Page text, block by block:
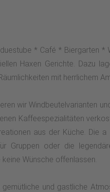
* Café * Biergarten *
Haxen Gerichte. Dazu
mit herrlichem
wir Windbeutelvarianten
Kaffeespezialitäten
aus der Küche. Die
Gruppen oder die
Wünsche offenlassen.
gemütliche und gastliche